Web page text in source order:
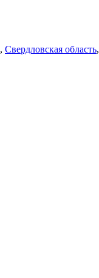
, Свердловская область,